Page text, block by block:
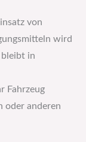
von
wird
bleibt in
Fahrzeug
oder anderen